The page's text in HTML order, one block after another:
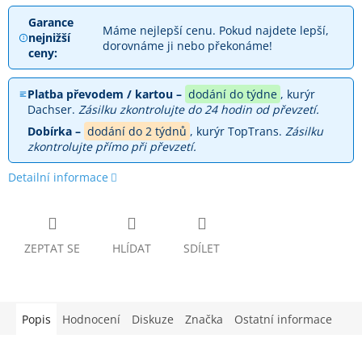
Garance
nejnižší
ceny:
Máme nejlepší cenu. Pokud najdete lepší,
dorovnáme ji nebo překonáme!
Platba převodem / kartou – dodání do týdne , kurýr
Dachser. Zásilku zkontrolujte do 24 hodin od převzetí.
Dobírka – dodání do 2 týdnů , kurýr TopTrans. Zásilku
zkontrolujte přímo při převzetí.
Detailní informace
ZEPTAT SE HLÍDAT SDÍLET
Popis Hodnocení Diskuze Značka Ostatní informace